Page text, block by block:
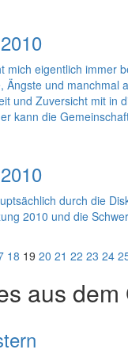
eigentlich immer
und
und Zuversicht mit
kann die
durch die
2010 und die
18 19 20 21 22 23 24
aus